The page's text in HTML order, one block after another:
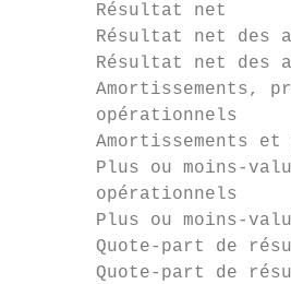
Résultat net
Résultat net des
Résultat net des
Amortissements,
opérationnels
Amortissements et
Plus ou moins-
opérationnels
Plus ou moins-
Quote-part de
Quote-part de